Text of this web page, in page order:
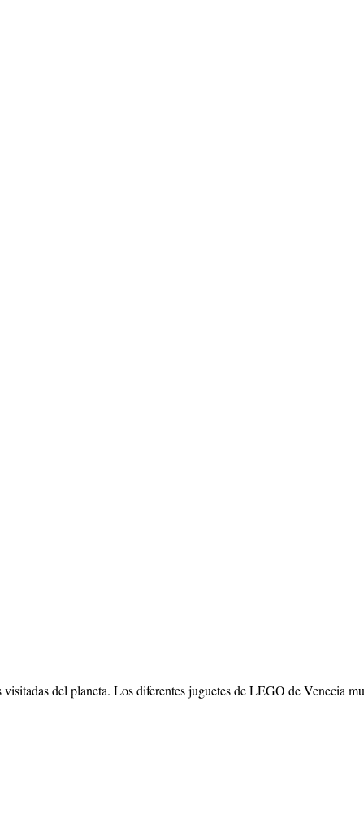
del planeta. Los diferentes juguetes de LEGO de